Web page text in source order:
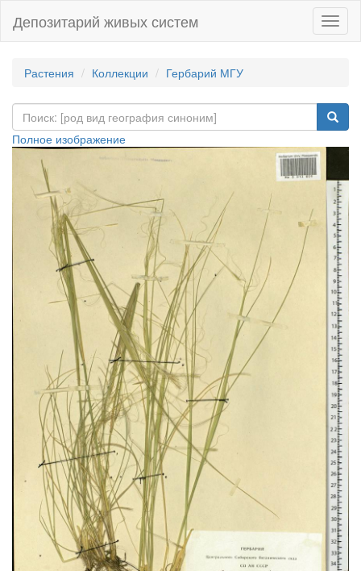
Депозитарий живых систем
Растения Коллекции Гербарий МГУ
Полное изображение